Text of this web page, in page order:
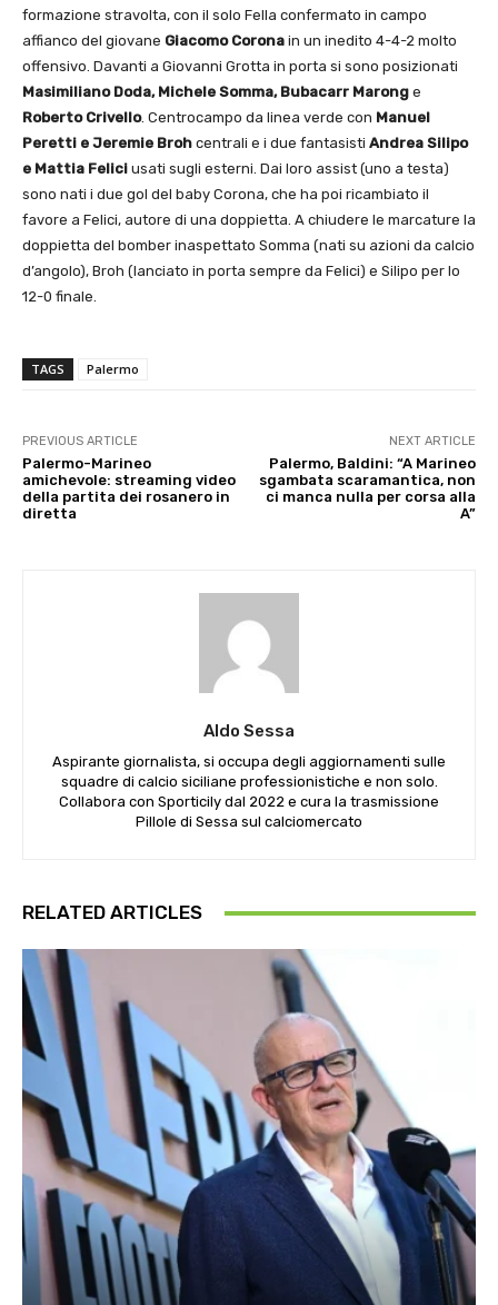
formazione stravolta, con il solo Fella confermato in campo
affianco del giovane Giacomo Corona in un inedito 4-4-2 molto
offensivo. Davanti a Giovanni Grotta in porta si sono posizionati
Masimiliano Doda, Michele Somma, Bubacarr Marong e
Roberto Crivello. Centrocampo da linea verde con Manuel
Peretti e Jeremie Broh centrali e i due fantasisti Andrea Silipo
e Mattia Felici usati sugli esterni. Dai loro assist (uno a testa)
sono nati i due gol del baby Corona, che ha poi ricambiato il
favore a Felici, autore di una doppietta. A chiudere le marcature la
doppietta del bomber inaspettato Somma (nati su azioni da calcio
d’angolo), Broh (lanciato in porta sempre da Felici) e Silipo per lo
12-0 finale.
TAGS Palermo
PREVIOUS ARTICLE
Palermo-Marineo
amichevole: streaming video
della partita dei rosanero in
diretta
NEXT ARTICLE
Palermo, Baldini: “A Marineo
sgambata scaramantica, non
ci manca nulla per corsa alla
A”
Aldo Sessa
Aspirante giornalista, si occupa degli aggiornamenti sulle
squadre di calcio siciliane professionistiche e non solo.
Collabora con Sporticily dal 2022 e cura la trasmissione
Pillole di Sessa sul calciomercato
RELATED ARTICLES